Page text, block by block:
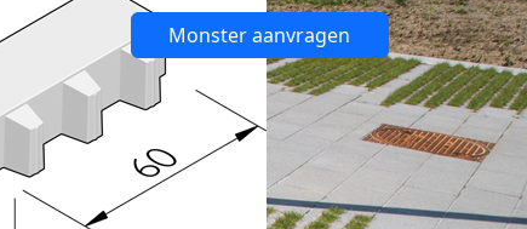
Monster aanvragen